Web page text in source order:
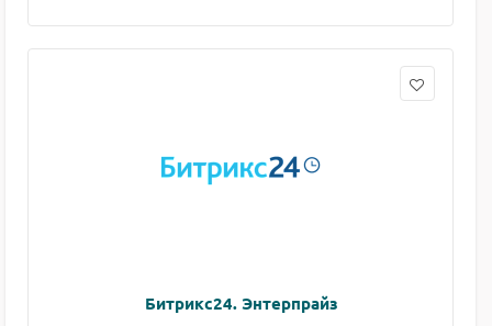
Битрикс24. Энтерпрайз